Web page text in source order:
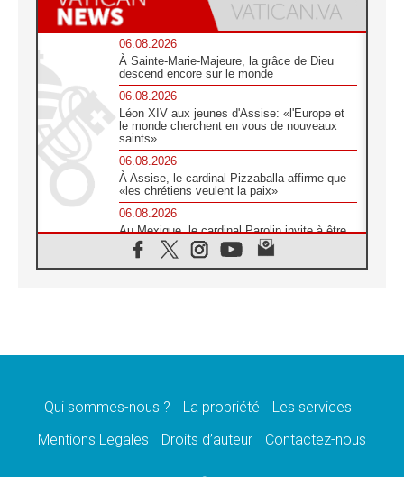
06.08.2026
À Sainte-Marie-Majeure, la grâce de Dieu
descend encore sur le monde
06.08.2026
Léon XIV aux jeunes d'Assise: «l'Europe et
le monde cherchent en vous de nouveaux
saints»
06.08.2026
À Assise, le cardinal Pizzaballa affirme que
«les chrétiens veulent la paix»
06.08.2026
Au Mexique, le cardinal Parolin invite à être
aux côtés des marginalisées
06.08.2026
l'espérance» affirme Mgr Tróccoli
Le nonce en Ukraine: «Il est inquiétant
Qui sommes-nous ? La propriété
Les services
Mentions Legales
Droits d’auteur Contactez-nous